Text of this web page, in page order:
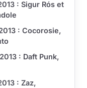
: Sigur Rós et
: Cocorosie,
: Daft Punk,
: Zaz,